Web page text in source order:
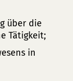
über die
Tätigkeit;
in